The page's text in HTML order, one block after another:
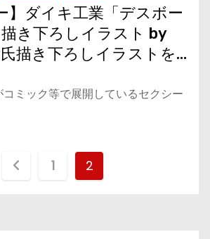
】ダイキ工業「デスボー
き下ろしイラスト by
描き下ろしイラストを
ミック等で展開しているセクシー
投
1 2